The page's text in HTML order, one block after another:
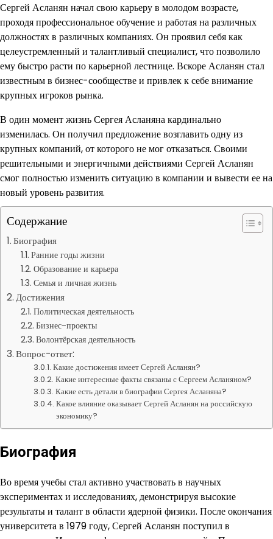
Сергей Асланян начал свою карьеру в молодом возрасте,
проходя профессиональное обучение и работая на различных
должностях в различных компаниях. Он проявил себя как
целеустремленный и талантливый специалист, что позволило
ему быстро расти по карьерной лестнице. Вскоре Асланян стал
известным в бизнес-сообществе и привлек к себе внимание
крупных игроков рынка.
В один момент жизнь Сергея Асланяна кардинально
изменилась. Он получил предложение возглавить одну из
крупных компаний, от которого не мог отказаться. Своими
решительными и энергичными действиями Сергей Асланян
смог полностью изменить ситуацию в компании и вывести ее на
новый уровень развития.
Содержание
Биография
Ранние годы жизни
Образование и карьера
Семья и личная жизнь
Достижения
Политическая деятельность
Бизнес-проекты
Волонтёрская деятельность
Вопрос-ответ:
Какие достижения имеет Сергей Асланян?
Какие интересные факты связаны с Сергеем Асланяном?
Какие есть детали в биографии Сергея Асланяна?
Какое влияние оказывает Сергей Асланян на российскую
экономику?
Биография
Во время учебы стал активно участвовать в научных
экспериментах и исследованиях, демонстрируя высокие
результаты и талант в области ядерной физики. После окончания
университета в 1979 году, Сергей Асланян поступил в